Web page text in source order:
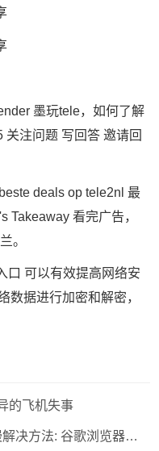
墨玩tele，如何了解
注问题 写回答 邀请回
deals op tele2nl 最
Takeaway 看完广告，
。
口 可以有效提高网络安
数据进行加密和解密，
的飞机失事
浏览器下载速度慢解决方法视频